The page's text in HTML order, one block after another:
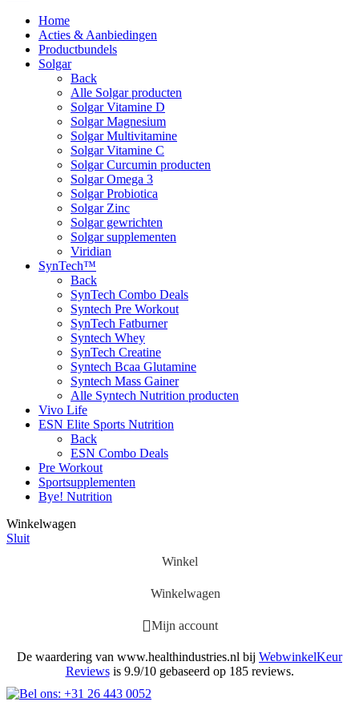
Home
Acties & Aanbiedingen
Productbundels
Solgar
Back
Alle Solgar producten
Solgar Vitamine D
Solgar Magnesium
Solgar Multivitamine
Solgar Vitamine C
Solgar Curcumin producten
Solgar Omega 3
Solgar Probiotica
Solgar Zinc
Solgar gewrichten
Solgar supplementen
Viridian
SynTech™
Back
SynTech Combo Deals
Syntech Pre Workout
SynTech Fatburner
Syntech Whey
SynTech Creatine
Syntech Bcaa Glutamine
Syntech Mass Gainer
Alle Syntech Nutrition producten
Vivo Life
ESN Elite Sports Nutrition
Back
ESN Combo Deals
Pre Workout
Sportsupplementen
Bye! Nutrition
Winkelwagen
Sluit
Winkel
Winkelwagen
Mijn account
De waardering van www.healthindustries.nl bij WebwinkelKeur
Reviewsis 9.9/10 gebaseerd op 185 reviews.